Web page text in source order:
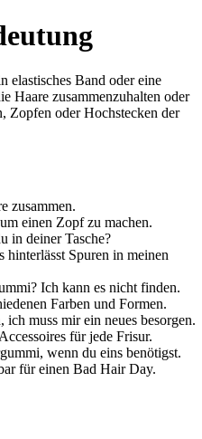
elastisches Band oder eine
Haare zusammenzuhalten oder
Zopfen oder Hochstecken der
zusammen.
einen Zopf zu machen.
in deiner Tasche?
hinterlässt Spuren in meinen
Ich kann es nicht finden.
Farben und Formen.
muss mir ein neues besorgen.
für jede Frisur.
wenn du eins benötigst.
für einen Bad Hair Day.